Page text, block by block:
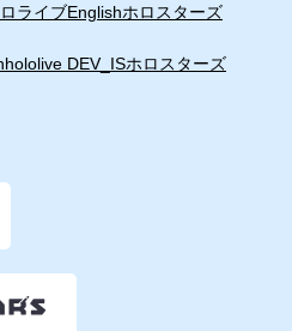
ライブEnglishホロスターズ
hololive DEV_ISホロスターズ